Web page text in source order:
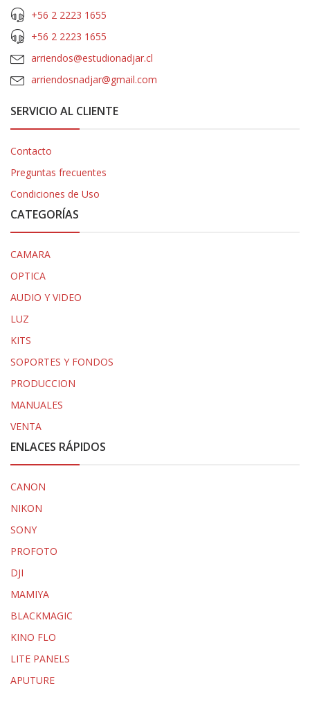
+56 2 2223 1655
+56 2 2223 1655
arriendos@estudionadjar.cl
arriendosnadjar@gmail.com
SERVICIO AL CLIENTE
Contacto
Preguntas frecuentes
Condiciones de Uso
CATEGORÍAS
CAMARA
OPTICA
AUDIO Y VIDEO
LUZ
KITS
SOPORTES Y FONDOS
PRODUCCION
MANUALES
VENTA
ENLACES RÁPIDOS
CANON
NIKON
SONY
PROFOTO
DJI
MAMIYA
BLACKMAGIC
KINO FLO
LITE PANELS
APUTURE